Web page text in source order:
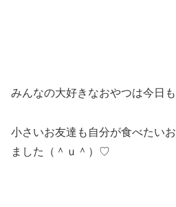
みんなの大好きなおやつは今日
小さいお友達も自分が食べたい
ました（＾ｕ＾）♡